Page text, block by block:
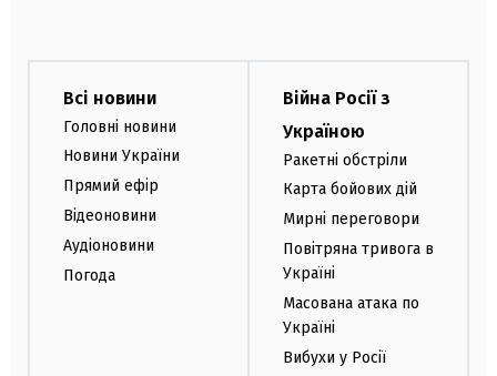
Всі новини
Головні новини
Новини України
Прямий ефір
Відеоновини
Аудіоновини
Погода
Війна Росії з
Україною
Ракетні обстріли
Карта бойових дій
Мирні переговори
Повітряна тривога в
Україні
Масована атака по
Україні
Вибухи у Росії